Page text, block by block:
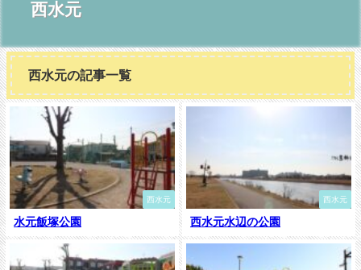
西水元
西水元の記事一覧
西水元
水元飯塚公園
西水元
西水元水辺の公園